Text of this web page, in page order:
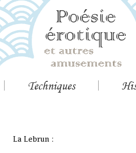
Techniques
La Lebrun :